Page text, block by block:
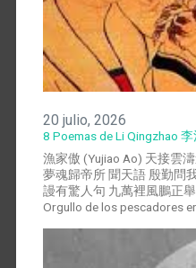
20 julio, 2026
8 Poemas de Li Qingzhao
漁家傲 (Yujiao Ao) 天接雲
夢魂歸帝所 聞天語 殷勤問
謾有驚人句 九萬裡風鵬正
Orgullo de los pescadores